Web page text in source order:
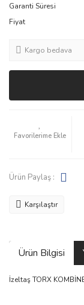
Garanti Süresi
Fiyat
Kargo bedava
Ürün Paylaş :
Karşılaştır
Ürün Bilgisi
İzeltaş TORX